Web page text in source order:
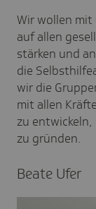
Wir wollen mit
auf allen
stärken und
die
wir die
mit allen
zu entwickeln,
zu gründen.
Beate Ufer